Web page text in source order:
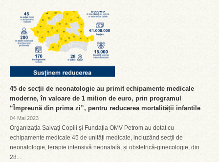
45 de secții de neonatologie au primit echipamente medicale
moderne, în valoare de 1 milion de euro, prin programul
“Împreună din prima zi”, pentru reducerea mortalității infantile
04 Mai 2023
Organizația Salvați Copiii și Fundația OMV Petrom au dotat cu
echipamente medicale 45 de unități medicale, incluzând secții de
neonatologie, terapie intensivă neonatală, și obstetrică-ginecologie, din
28...